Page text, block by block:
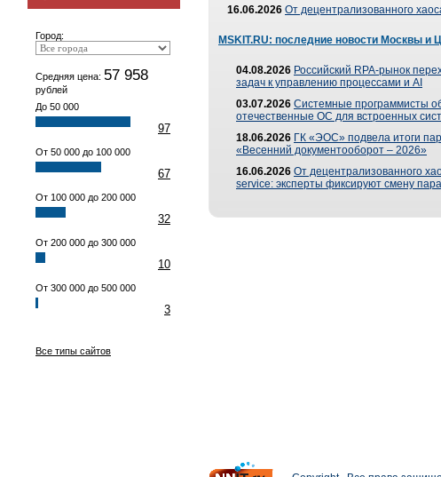
Город:
Средняя цена: 57 958
рублей
До 50 000
97
От 50 000 до 100 000
67
От 100 000 до 200 000
32
От 200 000 до 300 000
10
От 300 000 до 500 000
3
Все типы сайтов
16.06.2026 От децентрализованного
MSKIT.RU: последние новости Москвы и
04.08.2026 Российский RPA-рынок
задач к управлению процессами и AI
03.07.2026 Системные программисты
отечественные ОС для встроенных
18.06.2026 ГК «ЭОС» подвела итоги
«Весенний документооборот – 2026»
16.06.2026 От децентрализованного
service: эксперты фиксируют смену